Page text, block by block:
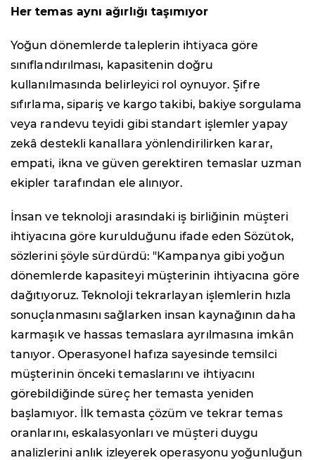
Her temas aynı ağırlığı taşımıyor
Yoğun dönemlerde taleplerin ihtiyaca göre
sınıflandırılması, kapasitenin doğru
kullanılmasında belirleyici rol oynuyor. Şifre
sıfırlama, sipariş ve kargo takibi, bakiye sorgulama
veya randevu teyidi gibi standart işlemler yapay
zekâ destekli kanallara yönlendirilirken karar,
empati, ikna ve güven gerektiren temaslar uzman
ekipler tarafından ele alınıyor.
İnsan ve teknoloji arasındaki iş birliğinin müşteri
ihtiyacına göre kurulduğunu ifade eden Sözütok,
sözlerini şöyle sürdürdü: "Kampanya gibi yoğun
dönemlerde kapasiteyi müşterinin ihtiyacına göre
dağıtıyoruz. Teknoloji tekrarlayan işlemlerin hızla
sonuçlanmasını sağlarken insan kaynağının daha
karmaşık ve hassas temaslara ayrılmasına imkân
tanıyor. Operasyonel hafıza sayesinde temsilci
müşterinin önceki temaslarını ve ihtiyacını
görebildiğinde süreç her temasta yeniden
başlamıyor. İlk temasta çözüm ve tekrar temas
oranlarını, eskalasyonları ve müşteri duygu
analizlerini anlık izleyerek operasyonu yoğunluğun